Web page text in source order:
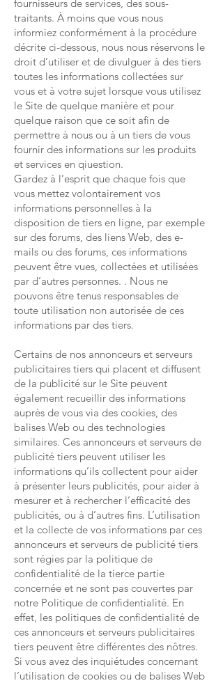
fournisseurs de services, des sous-
traitants. À moins que vous nous
informiez conformément à la procédure
décrite ci-dessous, nous nous réservons le
droit d’utiliser et de divulguer à des tiers
toutes les informations collectées sur
vous et à votre sujet lorsque vous utilisez
le Site de quelque manière et pour
quelque raison que ce soit afin de
permettre à nous ou à un tiers de vous
fournir des informations sur les produits
et services en qiuestion.
Gardez à l’esprit que chaque fois que
vous mettez volontairement vos
informations personnelles à la
disposition de tiers en ligne, par exemple
sur des forums, des liens Web, des e-
mails ou des forums, ces informations
peuvent être vues, collectées et utilisées
par d’autres personnes. . Nous ne
pouvons être tenus responsables de
toute utilisation non autorisée de ces
informations par des tiers.
Certains de nos annonceurs et serveurs
publicitaires tiers qui placent et diffusent
de la publicité sur le Site peuvent
également recueillir des informations
auprès de vous via des cookies, des
balises Web ou des technologies
similaires. Ces annonceurs et serveurs de
publicité tiers peuvent utiliser les
informations qu’ils collectent pour aider
à présenter leurs publicités, pour aider à
mesurer et à rechercher l’efficacité des
publicités, ou à d’autres fins. L’utilisation
et la collecte de vos informations par ces
annonceurs et serveurs de publicité tiers
sont régies par la politique de
confidentialité de la tierce partie
concernée et ne sont pas couvertes par
notre Politique de confidentialité. En
effet, les politiques de confidentialité de
ces annonceurs et serveurs publicitaires
tiers peuvent être différentes des nôtres.
Si vous avez des inquiétudes concernant
l’utilisation de cookies ou de balises Web